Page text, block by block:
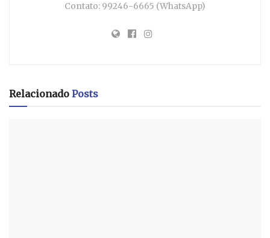
Contato: 99246-6665 (WhatsApp)
Relacionado Posts